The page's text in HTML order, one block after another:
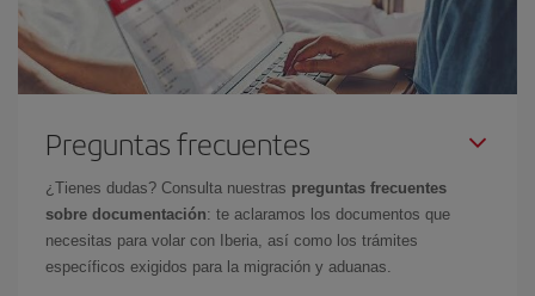
Preguntas frecuentes
¿Tienes dudas? Consulta nuestras preguntas frecuentes
sobre documentación: te aclaramos los documentos que
necesitas para volar con Iberia, así como los trámites
específicos exigidos para la migración y aduanas.